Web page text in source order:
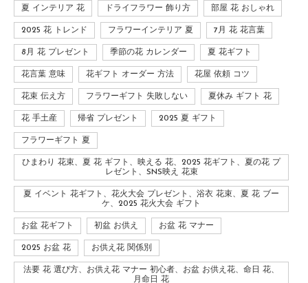
夏 インテリア 花 ドライフラワー 飾り方 部屋 花 おしゃれ
2025 花 トレンド フラワーインテリア 夏 7月 花 花言葉
8月 花 プレゼント 季節の花 カレンダー 夏 花ギフト
花言葉 意味 花ギフト オーダー 方法 花屋 依頼 コツ
花束 伝え方 フラワーギフト 失敗しない 夏休み ギフト 花
花 手土産 帰省 プレゼント 2025 夏 ギフト
フラワーギフト 夏
ひまわり 花束、夏 花 ギフト、映える 花、2025 花ギフト、夏の花 プ
レゼント、SNS映え 花束
夏 イベント 花ギフト、花火大会 プレゼント、浴衣 花束、夏 花 ブー
ケ、2025 花火大会 ギフト
お盆 花ギフト 初盆 お供え お盆 花 マナー
2025 お盆 花 お供え花 関係別
法要 花 選び方、お供え花 マナー 初心者、お盆 お供え花、命日 花、
月命日 花